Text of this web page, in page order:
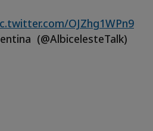
OJZhg1WPn9
(@AlbicelesteTalk)